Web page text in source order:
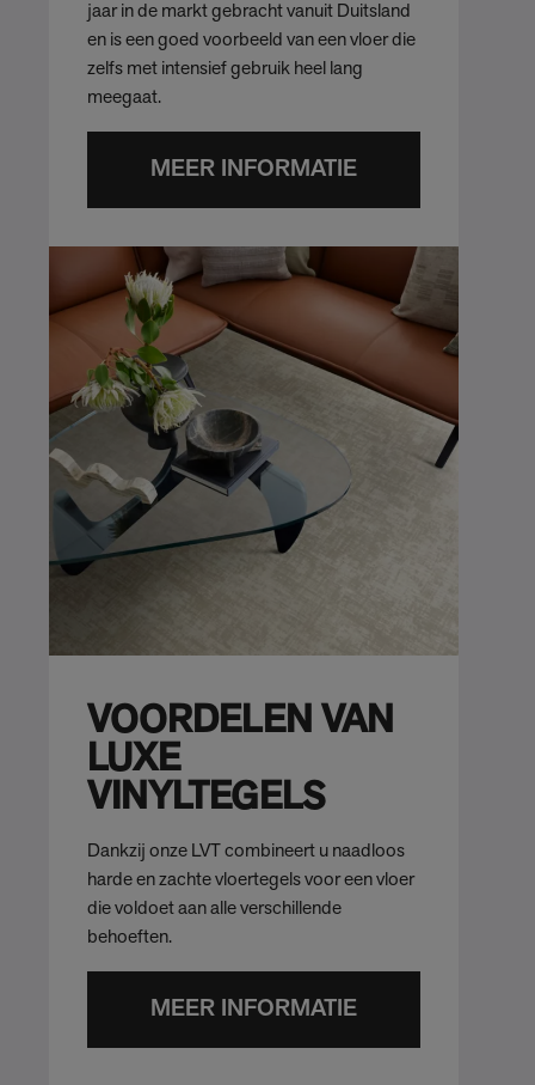
jaar in de markt gebracht vanuit Duitsland
en is een goed voorbeeld van een vloer die
zelfs met intensief gebruik heel lang
meegaat.
MEER INFORMATIE
VOORDELEN VAN
LUXE
VINYLTEGELS
Dankzij onze LVT combineert u naadloos
harde en zachte vloertegels voor een vloer
die voldoet aan alle verschillende
behoeften.
MEER INFORMATIE